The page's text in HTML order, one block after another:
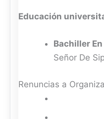
Educación
Bachiller
Señor De
Renuncias a